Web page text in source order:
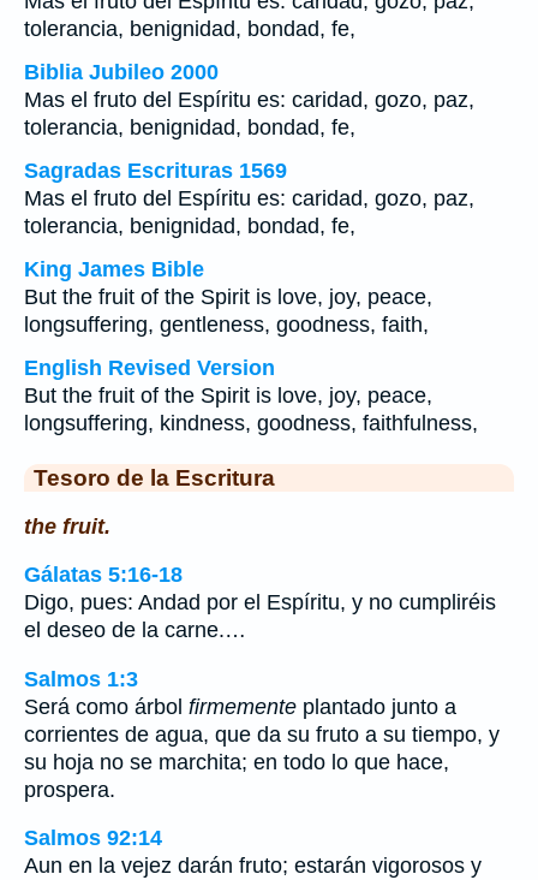
tolerancia, benignidad, bondad, fe,
Biblia Jubileo 2000
Mas el fruto del Espíritu es: caridad, gozo, paz,
tolerancia, benignidad, bondad, fe,
Sagradas Escrituras 1569
Mas el fruto del Espíritu es: caridad, gozo, paz,
tolerancia, benignidad, bondad, fe,
King James Bible
But the fruit of the Spirit is love, joy, peace,
longsuffering, gentleness, goodness, faith,
English Revised Version
But the fruit of the Spirit is love, joy, peace,
longsuffering, kindness, goodness, faithfulness,
Tesoro de la Escritura
the fruit.
Gálatas 5:16-18
Digo, pues: Andad por el Espíritu, y no cumpliréis
el deseo de la carne.…
Salmos 1:3
Será como árbol firmemente plantado junto a
corrientes de agua, que da su fruto a su tiempo, y
su hoja no se marchita; en todo lo que hace,
prospera.
Salmos 92:14
Aun en la vejez darán fruto; estarán vigorosos y